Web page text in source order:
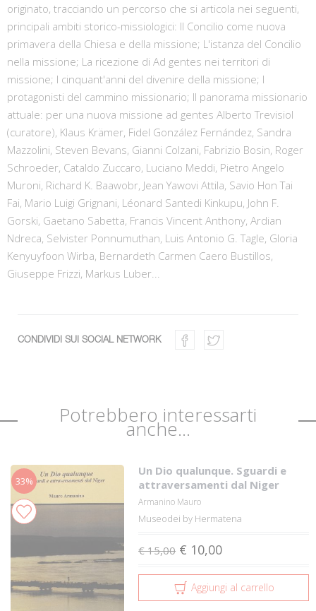
originato, tracciando un percorso che si articola nei seguenti,
principali ambiti storico-missiologici: Il Concilio come nuova
primavera della Chiesa e della missione; L'istanza del Concilio
nella missione; La ricezione di Ad gentes nei territori di
missione; I cinquant'anni del divenire della missione; I
protagonisti del cammino missionario; Il panorama missionario
attuale: per una nuova missione ad gentes Alberto Trevisiol
(curatore), Klaus Krämer, Fidel González Fernández, Sandra
Mazzolini, Steven Bevans, Gianni Colzani, Fabrizio Bosin, Roger
Schroeder, Cataldo Zuccaro, Luciano Meddi, Pietro Angelo
Muroni, Richard K. Baawobr, Jean Yawovi Attila, Savio Hon Tai
Fai, Mario Luigi Grignani, Léonard Santedi Kinkupu, John F.
Gorski, Gaetano Sabetta, Francis Vincent Anthony, Ardian
Ndreca, Selvister Ponnumuthan, Luis Antonio G. Tagle, Gloria
Kenyuyfoon Wirba, Bernardeth Carmen Caero Bustillos,
Giuseppe Frizzi, Markus Luber...
CONDIVIDI SUI SOCIAL NETWORK
Potrebbero interessarti
anche...
33%
Un Dio qualunque. Sguardi e
attraversamenti dal Niger
Armanino Mauro
Museodei by Hermatena
€ 15,00 € 10,00
Aggiungi al carrello